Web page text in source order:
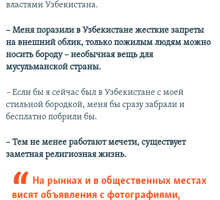
властями Узбекистана.
– Меня поразили в Узбекистане жесткие запреты
на внешний облик, только пожилым людям можно
носить бороду – необычная вещь для
мусульманской страны.
– Если бы я сейчас был в Узбекистане с моей
стильной бородкой, меня бы сразу забрали и
бесплатно побрили бы.
– Тем не менее работают мечети, существует
заметная религиозная жизнь.
На рынках и в общественных местах
висят объявления с фотографиями,